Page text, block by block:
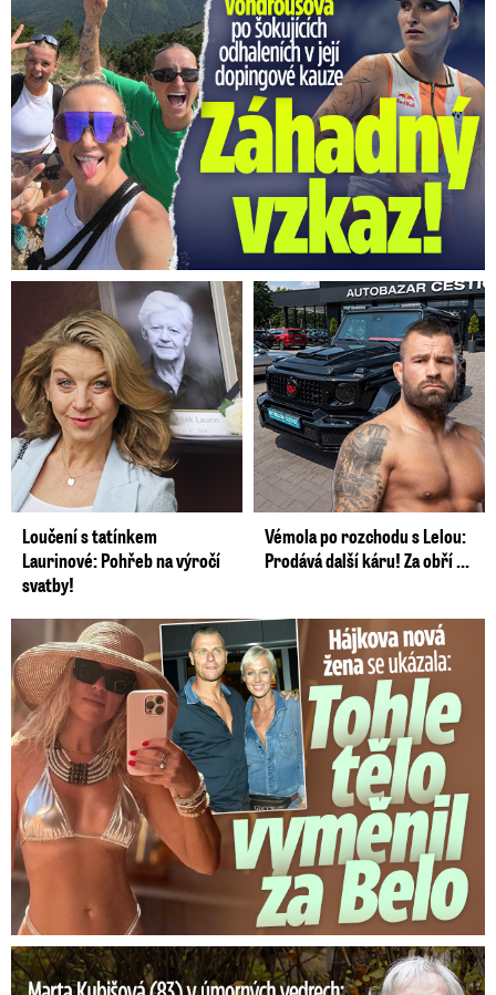
Loučení s tatínkem
Laurinové: Pohřeb na výročí
svatby!
Vémola po rozchodu s Lelou:
Prodává další káru! Za obří ...
Tohle tělo nahradilo Belo: Nová partnerka se ukázala...
Marta Kubišová (83) v úmorných vedrech: Udusil se jí pejsek!